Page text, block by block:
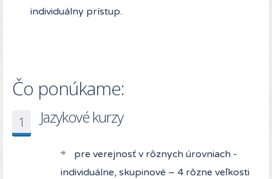
individuálny prístup.
Čo ponúkame:
1 Jazykové kurzy
pre verejnosť v rôznych úrovniach -
individuálne, skupinové – 4 rôzne veľkosti